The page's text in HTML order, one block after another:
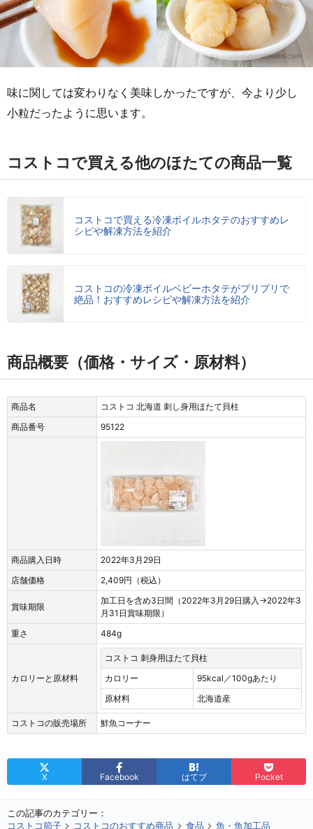
味に関しては変わりなく美味しかったですが、今より少し
小粒だったように思います。
コストコで買える他のほたての商品一覧
コストコで買える冷凍ボイルホタテのおすすめレ
シピや解凍方法を紹介
コストコの冷凍ボイルベビーホタテがプリプリで
絶品！おすすめレシピや解凍方法を紹介
商品概要（価格・サイズ・原材料）
商品名
コストコ 北海道 刺し身用ほたて貝柱
商品番号
95122
商品購入日時
2022年3月29日
店舗価格
2,409円（税込）
賞味期限
加工日を含め3日間（2022年3月29日購入→2022年3
月31日賞味期限）
重さ
484g
カロリーと原材料
コストコ 刺身用ほたて貝柱
カロリー
95kcal／100gあたり
原材料
北海道産
コストコの販売場所 鮮魚コーナー
X Facebook はてブ Pocket
この記事のカテゴリー：
コストコ節子
コストコのおすすめ商品 食品 魚・魚加工品